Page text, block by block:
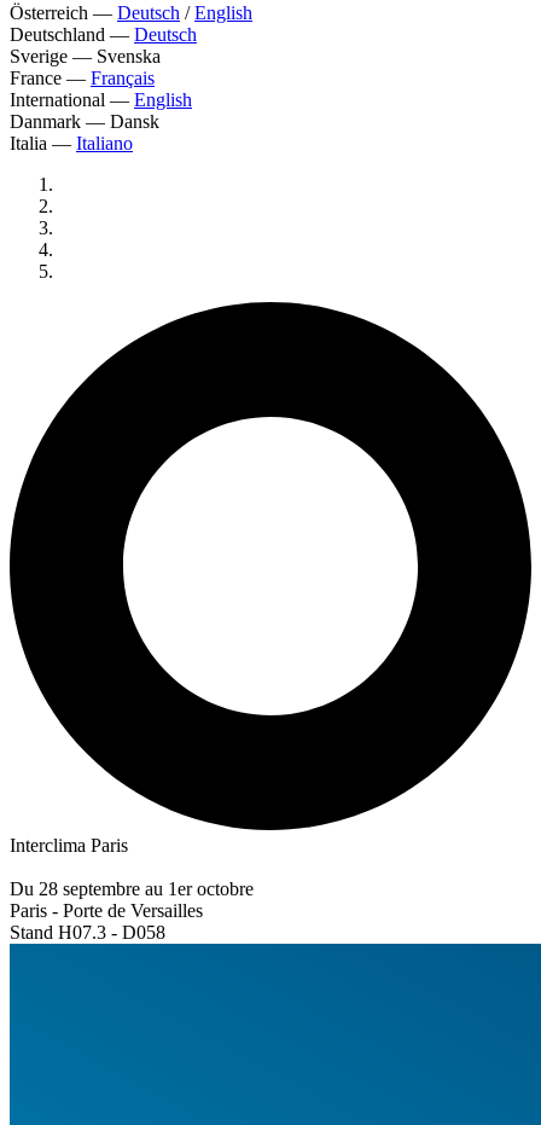
Österreich — Deutsch /English
Deutschland — Deutsch
Sverige — Svenska
France — Français
International — English
Danmark — Dansk
Italia — Italiano
Interclima Paris
Du 28 septembre au 1er octobre
Paris - Porte de Versailles
Stand H07.3 - D058